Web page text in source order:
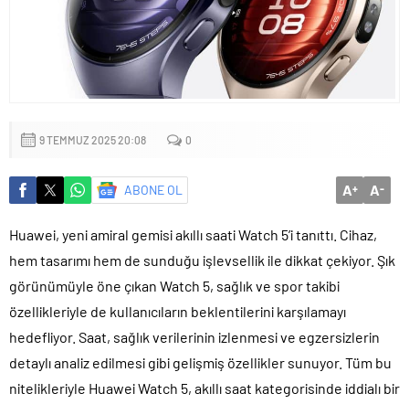
Yapıldı
9 TEMMUZ 2025 20:08 0
ABONE OL A+ A-
Huawei, yeni amiral gemisi akıllı saati Watch 5’i tanıttı. Cihaz,
hem tasarımı hem de sunduğu işlevsellik ile dikkat çekiyor. Şık
görünümüyle öne çıkan Watch 5, sağlık ve spor takibi
özellikleriyle de kullanıcıların beklentilerini karşılamayı
hedefliyor. Saat, sağlık verilerinin izlenmesi ve egzersizlerin
detaylı analiz edilmesi gibi gelişmiş özellikler sunuyor. Tüm bu
nitelikleriyle Huawei Watch 5, akıllı saat kategorisinde iddialı bir